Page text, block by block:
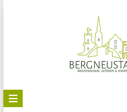
Stadtteilbüro